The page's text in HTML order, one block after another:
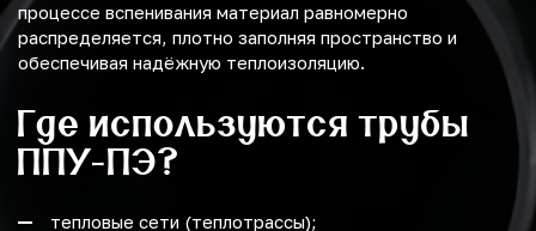
процессе вспенивания материал равномерно
распределяется, плотно заполняя пространство и
обеспечивая надёжную теплоизоляцию.
Где используются трубы
ППУ-ПЭ?
тепловые сети (теплотрассы);